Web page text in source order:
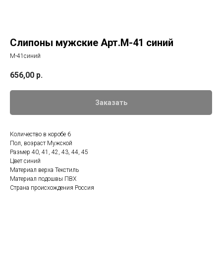
Слипоны мужские Арт.М-41 синий
М-41синий
656,00 р.
Заказать
Количество в коробе 6
Пол, возраст Мужской
Размер 40, 41, 42, 43, 44, 45
Цвет синий
Материал верха Текстиль
Материал подошвы ПВХ
Страна происхождения Россия